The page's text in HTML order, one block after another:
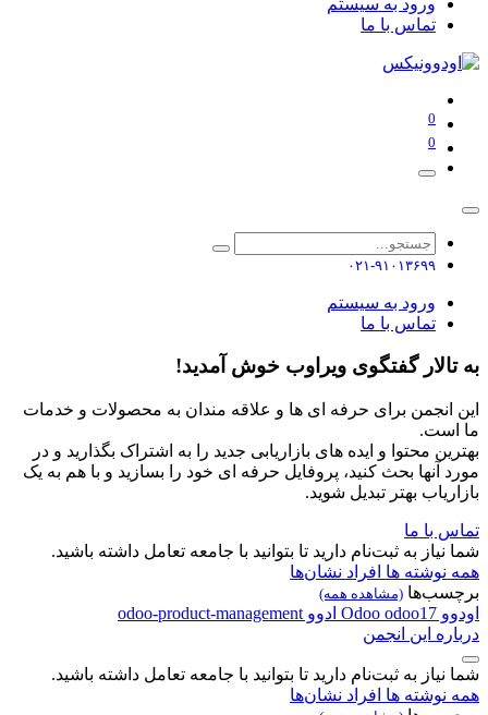
تماس با ما
0
0
۰۲۱-۹۱۰۱۳۶۹۹
ورود به سیستم
تماس با ما
به تالار گفتگوی ویراوب خوش آمدید!
این انجمن برای حرفه ای ها و علاقه مندان به محصولات و خدمات
ما است.
بهترین محتوا و ایده های بازاریابی جدید را به اشتراک بگذارید و در
مورد آنها بحث کنید، پروفایل حرفه ای خود را بسازید و با هم به یک
بازاریاب بهتر تبدیل شوید.
تماس با ما
شما نیاز به ثبت‌نام دارید تا بتوانید با جامعه تعامل داشته باشید.
همه نوشته ها افراد نشان‌ها
برچسب‌ها (مشاهده همه)
اودوو Odoo odoo17 ادوو odoo-product-management
درباره این انجمن
شما نیاز به ثبت‌نام دارید تا بتوانید با جامعه تعامل داشته باشید.
همه نوشته ها افراد نشان‌ها